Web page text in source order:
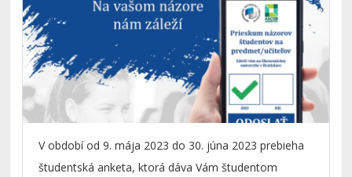
V období od 9. mája 2023 do 30. júna 2023 prebieha
študentská anketa, ktorá dáva Vám študentom